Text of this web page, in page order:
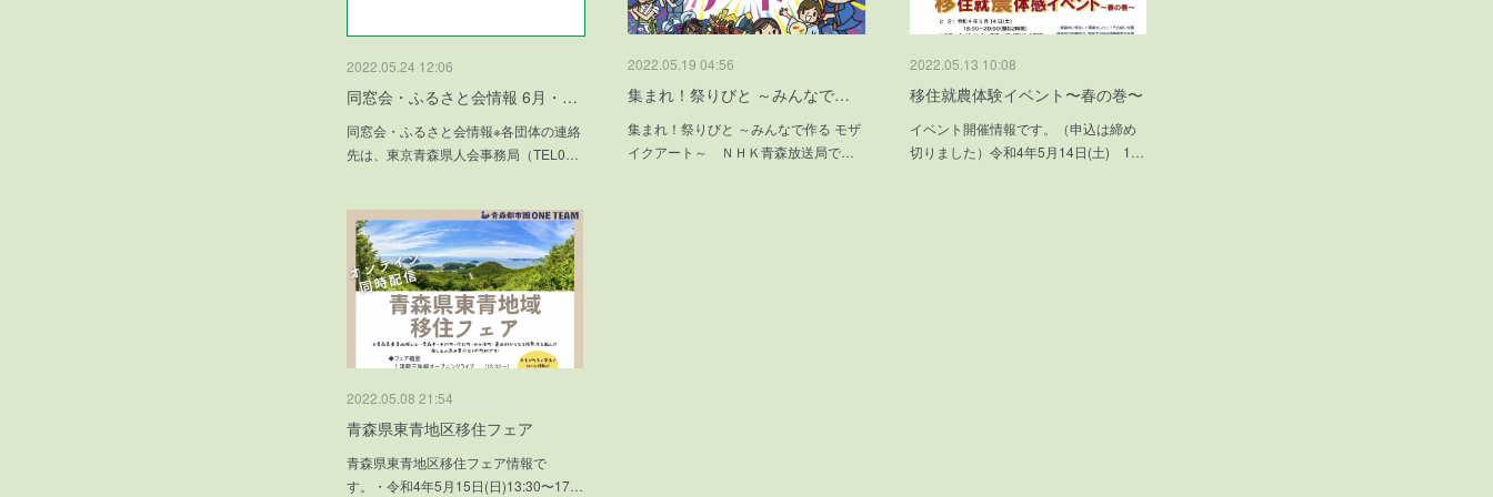
2022.05.24 12:06
同窓会・ふるさと会情報 6月・…
同窓会・ふるさと会情報※各団体の連絡
先は、東京青森県人会事務局（TEL0…
2022.05.19 04:56
集まれ！祭りびと ～みんなで…
集まれ！祭りびと ～みんなで作る モザ
イクアート～ ＮＨＫ青森放送局で…
2022.05.13 10:08
移住就農体験イベント〜春の巻〜
イベント開催情報です。（申込は締め
切りました）令和4年5月14日(土) 1…
2022.05.08 21:54
青森県東青地区移住フェア
青森県東青地区移住フェア情報で
す。・令和4年5月15日(日)13:30〜17…